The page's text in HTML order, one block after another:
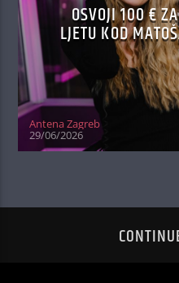
OSVOJI 100 €
LJETU KOD
Antena Zagreb
29/06/2026